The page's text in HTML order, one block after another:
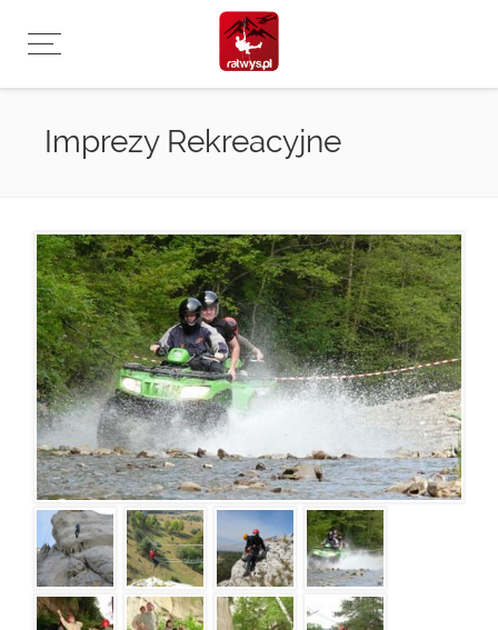
Imprezy Rekreacyjne